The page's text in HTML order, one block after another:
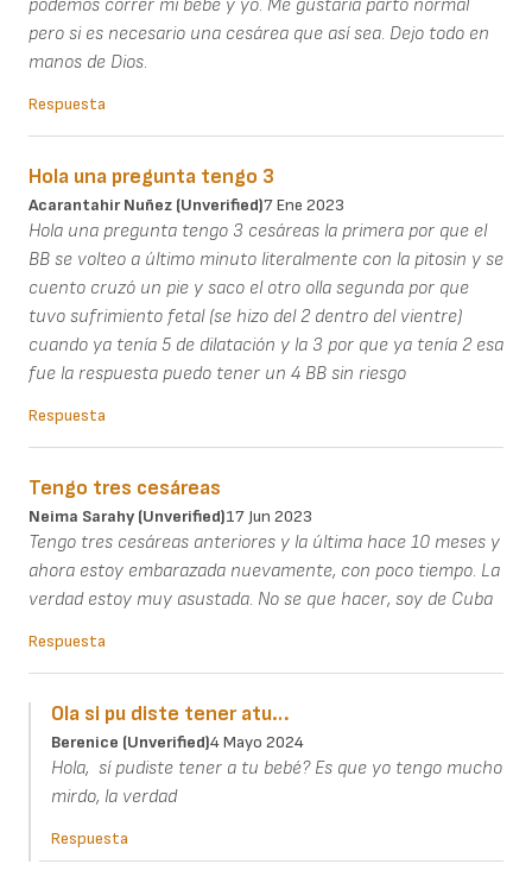
podemos correr mi bebé y yo. Me gustaría parto normal
pero si es necesario una cesárea que así sea. Dejo todo en
manos de Dios.
Respuesta
Hola una pregunta tengo 3
Acarantahir Nuñez (unverified)7 Ene 2023
Hola una pregunta tengo 3 cesáreas la primera por que el
BB se volteo a último minuto literalmente con la pitosin y se
cuento cruzó un pie y saco el otro olla segunda por que
tuvo sufrimiento fetal (se hizo del 2 dentro del vientre)
cuando ya tenía 5 de dilatación y la 3 por que ya tenía 2 esa
fue la respuesta puedo tener un 4 BB sin riesgo
Respuesta
Tengo tres cesáreas
Neima Sarahy (unverified)17 Jun 2023
Tengo tres cesáreas anteriores y la última hace 10 meses y
ahora estoy embarazada nuevamente, con poco tiempo. La
verdad estoy muy asustada. No se que hacer, soy de Cuba
Respuesta
Ola si pu diste tener atu…
Berenice (unverified)4 Mayo 2024
Hola, sí pudiste tener a tu bebé? Es que yo tengo mucho
mirdo, la verdad
Respuesta